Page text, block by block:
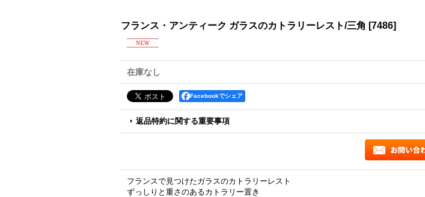
フランス・アンティーク ガラスのカトラリーレスト/三角 [7486]
在庫なし
Facebookでシェア
返品特約に関する重要事項
フランスで見つけたガラスのカトラリーレスト
ずっしりと重さのあるカトラリー置き